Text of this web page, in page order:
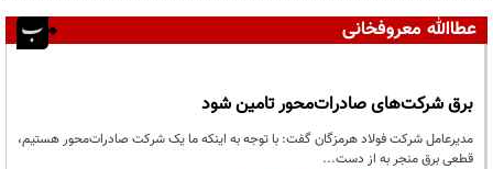
عطاالله معروفخانی
برق شرکت‌های صادرات‌محور تامین شود
مدیرعامل شرکت فولاد هرمزگان گفت: با توجه به اینکه ما یک شرکت صادرات‌محور هستیم،
قطعی برق منجر به از دست...